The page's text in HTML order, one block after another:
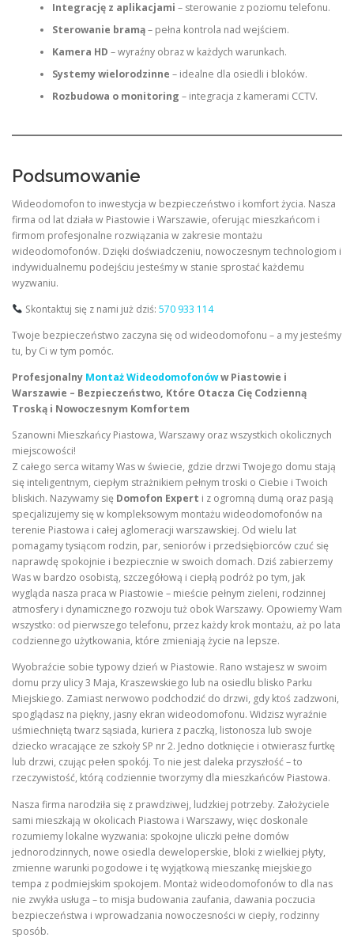
Integrację z aplikacjami – sterowanie z poziomu telefonu.
Sterowanie bramą– pełna kontrola nad wejściem.
Kamera HD – wyraźny obraz w każdych warunkach.
Systemy wielorodzinne – idealne dla osiedli i bloków.
Rozbudowa o monitoring – integracja z kamerami CCTV.
Podsumowanie
Wideodomofon to inwestycja w bezpieczeństwo i komfort życia. Nasza
firma od lat działa w Piastowie i Warszawie, oferując mieszkańcom i
firmom profesjonalne rozwiązania w zakresie montażu
wideodomofonów. Dzięki doświadczeniu, nowoczesnym technologiom i
indywidualnemu podejściu jesteśmy w stanie sprostać każdemu
wyzwaniu.
Skontaktuj się z nami już dziś: 570 933 114
Twoje bezpieczeństwo zaczyna się od wideodomofonu – a my jesteśmy
tu, by Ci w tym pomóc.
Profesjonalny Montaż Wideodomofonóww Piastowie i
Warszawie – Bezpieczeństwo, Które Otacza Cię Codzienną
Troską i Nowoczesnym Komfortem
Szanowni Mieszkańcy Piastowa, Warszawy oraz wszystkich okolicznych
miejscowości!
Z całego serca witamy Was w świecie, gdzie drzwi Twojego domu stają
się inteligentnym, ciepłym strażnikiem pełnym troski o Ciebie i Twoich
bliskich. Nazywamy się Domofon Expert i z ogromną dumą oraz pasją
specjalizujemy się w kompleksowym montażu wideodomofonów na
terenie Piastowa i całej aglomeracji warszawskiej. Od wielu lat
pomagamy tysiącom rodzin, par, seniorów i przedsiębiorców czuć się
naprawdę spokojnie i bezpiecznie w swoich domach. Dziś zabierzemy
Was w bardzo osobistą, szczegółową i ciepłą podróż po tym, jak
wygląda nasza praca w Piastowie – mieście pełnym zieleni, rodzinnej
atmosfery i dynamicznego rozwoju tuż obok Warszawy. Opowiemy Wam
wszystko: od pierwszego telefonu, przez każdy krok montażu, aż po lata
codziennego użytkowania, które zmieniają życie na lepsze.
Wyobraźcie sobie typowy dzień w Piastowie. Rano wstajesz w swoim
domu przy ulicy 3 Maja, Kraszewskiego lub na osiedlu blisko Parku
Miejskiego. Zamiast nerwowo podchodzić do drzwi, gdy ktoś zadzwoni,
spoglądasz na piękny, jasny ekran wideodomofonu. Widzisz wyraźnie
uśmiechniętą twarz sąsiada, kuriera z paczką, listonosza lub swoje
dziecko wracające ze szkoły SP nr 2. Jedno dotknięcie i otwierasz furtkę
lub drzwi, czując pełen spokój. To nie jest daleka przyszłość – to
rzeczywistość, którą codziennie tworzymy dla mieszkańców Piastowa.
Nasza firma narodziła się z prawdziwej, ludzkiej potrzeby. Założyciele
sami mieszkają w okolicach Piastowa i Warszawy, więc doskonale
rozumiemy lokalne wyzwania: spokojne uliczki pełne domów
jednorodzinnych, nowe osiedla deweloperskie, bloki z wielkiej płyty,
zmienne warunki pogodowe i tę wyjątkową mieszankę miejskiego
tempa z podmiejskim spokojem. Montaż wideodomofonów to dla nas
nie zwykła usługa – to misja budowania zaufania, dawania poczucia
bezpieczeństwa i wprowadzania nowoczesności w ciepły, rodzinny
sposób.